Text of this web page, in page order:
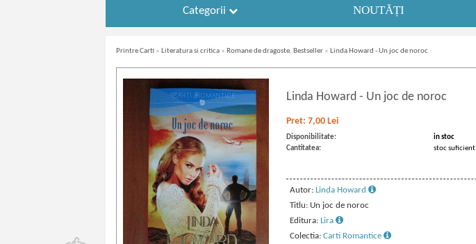
Categorii NOUTĂȚI
Printre Carti » Literatura si critica » Romane de dragoste. Bestseller » Linda Howard - Un joc de noroc
Linda Howard - Un joc de noroc
Pret: 7,00 Lei
Disponibilitate:
in stoc
Cantitatea:
stoc suficient
Autor: Linda Howard
Titlu: Un joc de noroc
Editura: Lira
Colectia: Carti Romantice